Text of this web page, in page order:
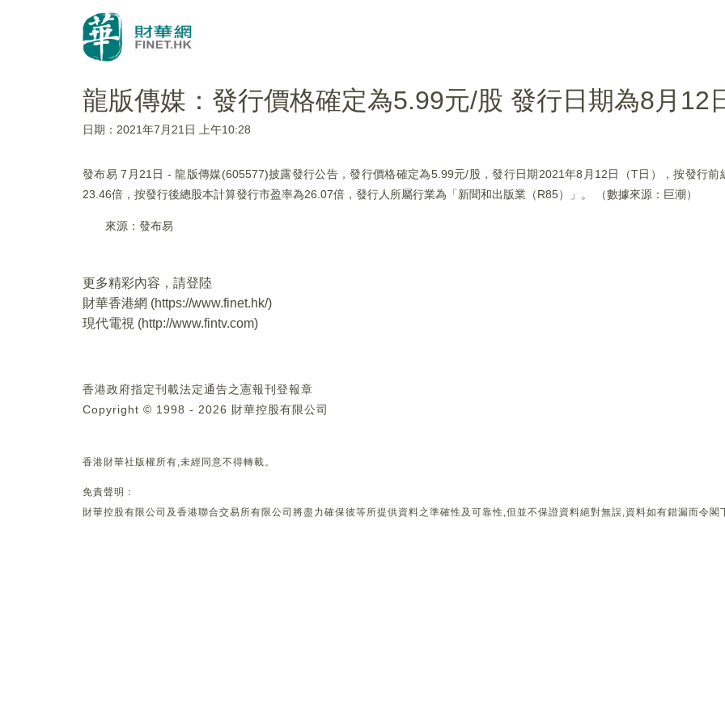
龍版傳媒：發行價格確定為5.99元/股 發行日期為8月12
日期：2021年7月21日 上午10:28
發布易 7月21日 - 龍版傳媒(605577)披露發行公告，發行價格確定為5.99元/股，發行日期2021年8月12日（T日），按發行前
23.46倍，按發行後總股本計算發行市盈率為26.07倍，發行人所屬行業為「新聞和出版業（R85）」。 （數據來源：巨潮）
來源：發布易
更多精彩內容，請登陸
財華香港網 (https://www.finet.hk/)
現代電視 (http://www.fintv.com)
香港政府指定刊載法定通告之憲報刊登報章
Copyright © 1998 - 2026 財華控股有限公司
香港財華社版權所有,未經同意不得轉載。
免責聲明：
財華控股有限公司及香港聯合交易所有限公司將盡力確保彼等所提供資料之準確性及可靠性,但並不保證資料絕對無誤,資料如有錯漏而令閣